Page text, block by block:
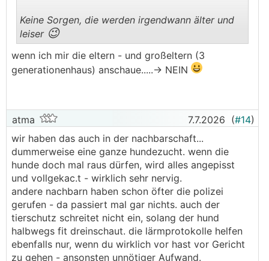
..
Keine Sorgen, die werden irgendwann älter und
leiser 😉
wenn ich mir die eltern - und großeltern (3
generationenhaus) anschaue.....-> NEIN
atma 7.7.2026 (#14)
wir haben das auch in der nachbarschaft...
dummerweise eine ganze hundezucht. wenn die
hunde doch mal raus dürfen, wird alles angepisst
und vollgekac.t - wirklich sehr nervig.
andere nachbarn haben schon öfter die polizei
gerufen - da passiert mal gar nichts. auch der
tierschutz schreitet nicht ein, solang der hund
halbwegs fit dreinschaut. die lärmprotokolle helfen
ebenfalls nur, wenn du wirklich vor hast vor Gericht
zu gehen - ansonsten unnötiger Aufwand.